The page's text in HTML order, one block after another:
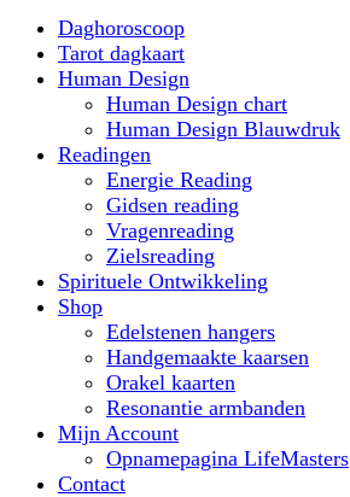
Daghoroscoop
Tarot dagkaart
Human Design
Human Design chart
Human Design Blauwdruk
Readingen
Energie Reading
Gidsen reading
Vragenreading
Zielsreading
Spirituele Ontwikkeling
Shop
Edelstenen hangers
Handgemaakte kaarsen
Orakel kaarten
Resonantie armbanden
Mijn Account
Opnamepagina LifeMasters
Contact